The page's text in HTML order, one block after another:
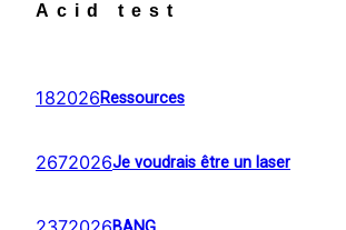
Acid test
182026Ressources
2672026Je voudrais être un laser
BANG